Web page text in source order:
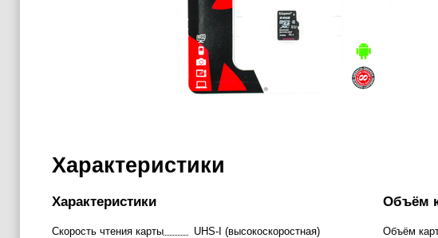
Характеристики
Характеристики
Скорость чтения карты UHS-I (высокоскоростная)
Объём
Объём